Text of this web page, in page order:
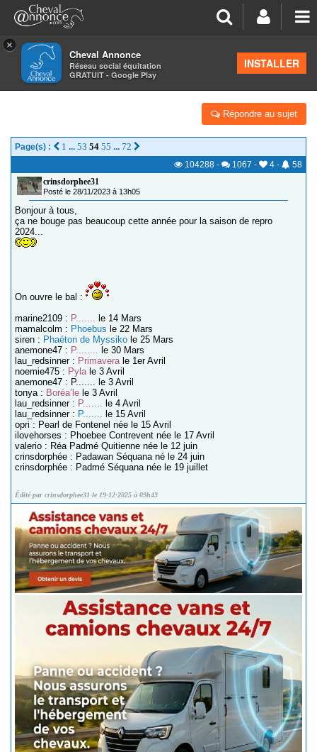
×
Cheval Annonce
Réseau social équitation
GRATUIT - Google Play
INSTALLER
>Élevage de chevaux
REPRO 2024 ? POULAINS 'P' - SEVRAGES ?
Répondre au sujet
Page(s) : 1 ... 53 54 55 ... 72
104288 - 1067 - 4 -
58
crinsdorphee31
Posté le 28/11/2023 à 13h05
Bonjour à tous,
ça ne bouge pas beaucoup cette année pour la saison de repro
2024...
On ouvre le bal :
marine2109 : P....... le 14 Mars
mamalcolm : Phoebus le 22 Mars
siren : Phaéton de Myssiko le 25 Mars
anemone47 : P........ le 30 Mars
lau_redsinner : Primaverale 1er Avril
noemie475 : Pylale 3 Avril
anemone47 : P....... le 3 Avril
tonya : Boréa’le le 3 Avril
lau_redsinner : P....... le 4 Avril
lau_redsinner : P....... le 15 Avril
opri : Pearl de Fontenel née le 15 Avril
ilovehorses : Phoebee Contrevent née le 17 Avril
valerio : Réa Padmé Quitienne née le 12 juin
crinsdorphée : Padawan Séquana né le 24 juin
crinsdorphée : Padmé Séquana née le 19 juillet
Édité par crinsdorphee31 le 19-12-2025 à 09h43